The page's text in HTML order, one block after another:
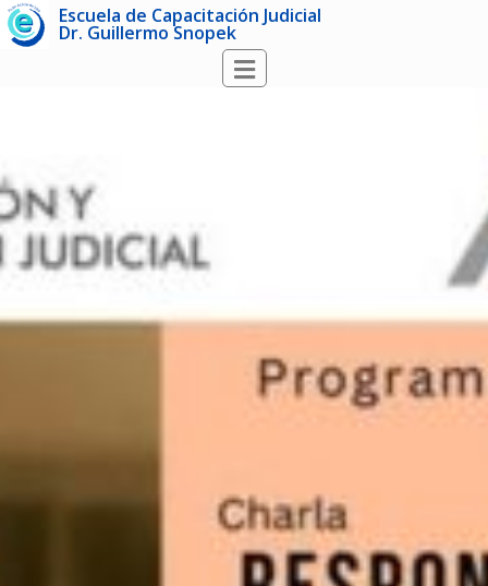
Escuela de Capacitación Judicial
Dr. Guillermo Snopek